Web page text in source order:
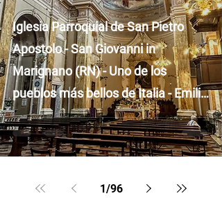
Iglesia Parroquial de San Pietro
Apostolo - San Giovanni in
Marignano (RN) - Uno de los
pueblos más bellos de Italia - Emilia
Romaña
1/96